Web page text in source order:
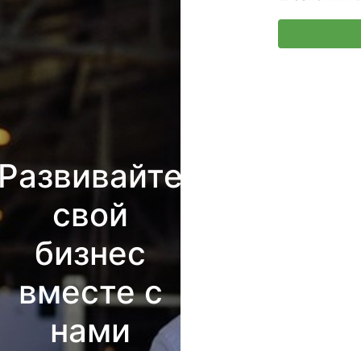
свой
бизнес
вместе с
нами